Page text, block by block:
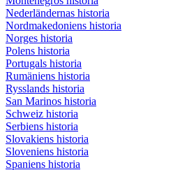
Nederländernas historia
Nordmakedoniens historia
Norges historia
Polens historia
Portugals historia
Rumäniens historia
Rysslands historia
San Marinos historia
Schweiz historia
Serbiens historia
Slovakiens historia
Sloveniens historia
Spaniens historia